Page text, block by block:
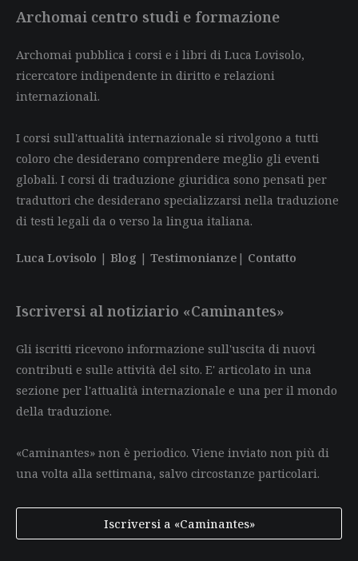
Archomai centro studi e formazione
Archomai pubblica i corsi e i libri di Luca Lovisolo,
ricercatore indipendente in diritto e relazioni
internazionali.
I corsi sull'attualità internazionale si rivolgono a tutti
coloro che desiderano comprendere meglio gli eventi
globali. I corsi di traduzione giuridica sono pensati per
traduttori che desiderano specializzarsi nella traduzione
di testi legali da o verso la lingua italiana.
Luca Lovisolo | Blog | Testimonianze | Contatto
Iscriversi al notiziario «Caminantes»
Gli iscritti ricevono informazione sull'uscita di nuovi
contributi e sulle attività del sito. E' articolato in una
sezione per l'attualità internazionale e una per il mondo
della traduzione.
«Caminantes» non è periodico. Viene inviato non più di
una volta alla settimana, salvo circostanze particolari.
Iscriversi a «Caminantes»